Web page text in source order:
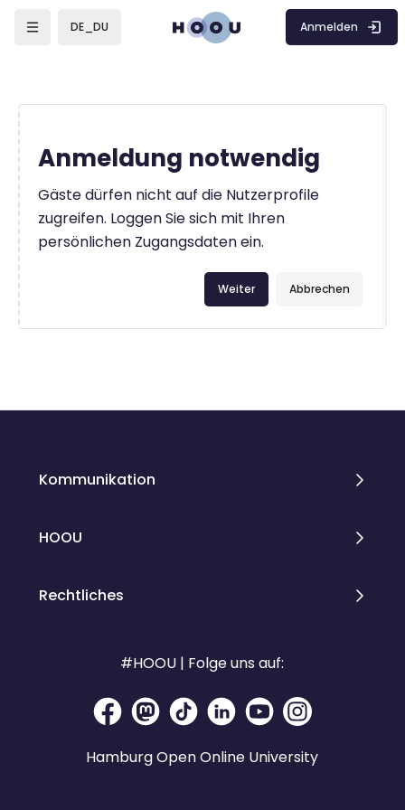
DE_DU Anmelden
Anmeldung notwendig
Gäste dürfen nicht auf die Nutzerprofile
zugreifen. Loggen Sie sich mit Ihren
persönlichen Zugangsdaten ein.
Abbrechen
Weiter
Kommunikation
HOOU
Rechtliches
#HOOU | Folge uns auf:
Hamburg Open Online University